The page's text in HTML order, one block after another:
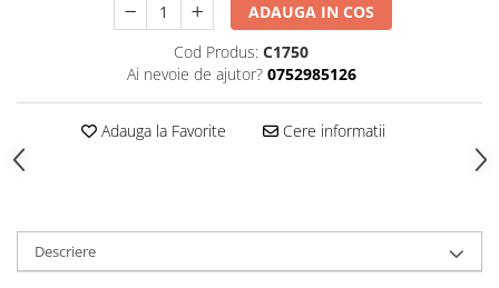
ADAUGA IN COS
Cod Produs: C1750
Ai nevoie de ajutor? 0752985126
Adauga la Favorite Cere informatii
Descriere